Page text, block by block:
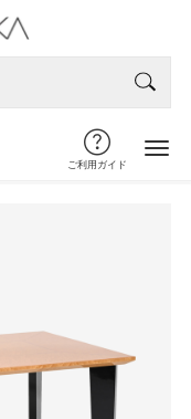
ご利用ガイド